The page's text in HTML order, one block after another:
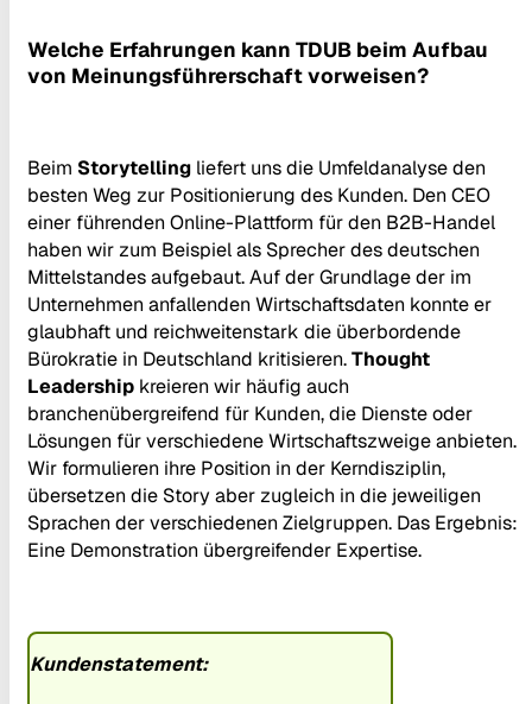
Welche Erfahrungen kann TDUB beim Aufbau
von Meinungsführerschaft vorweisen?
Beim Storytelling liefert uns die Umfeldanalyse den
besten Weg zur Positionierung des Kunden. Den CEO
einer führenden Online-Plattform für den B2B-Handel
haben wir zum Beispiel als Sprecher des deutschen
Mittelstandes aufgebaut. Auf der Grundlage der im
Unternehmen anfallenden Wirtschaftsdaten konnte er
glaubhaft und reichweitenstark die überbordende
Bürokratie in Deutschland kritisieren.Thought
Leadership kreieren wir häufig auch
branchenübergreifend für Kunden, die Dienste oder
Lösungen für verschiedene Wirtschaftszweige anbieten.
Wir formulieren ihre Position in der Kerndisziplin,
übersetzen die Story aber zugleich in die jeweiligen
Sprachen der verschiedenen Zielgruppen. Das Ergebnis:
Eine Demonstration übergreifender Expertise.
Kundenstatement: